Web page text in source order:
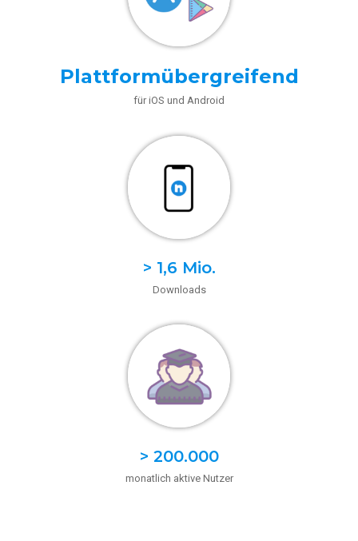
Plattformübergreifend
für iOS und Android
> 1,6 Mio.
Downloads
> 200.000
monatlich aktive Nutzer